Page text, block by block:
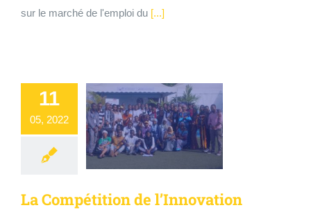
sur le marché de l'emploi du[...]
11
05, 2022
La Compétition de l’Innovation